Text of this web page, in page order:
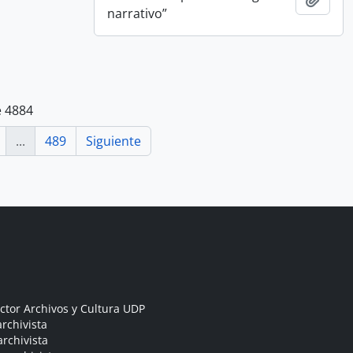
narrativo”
4884
... 489 Siguiente
Archivos y Cultura UDP